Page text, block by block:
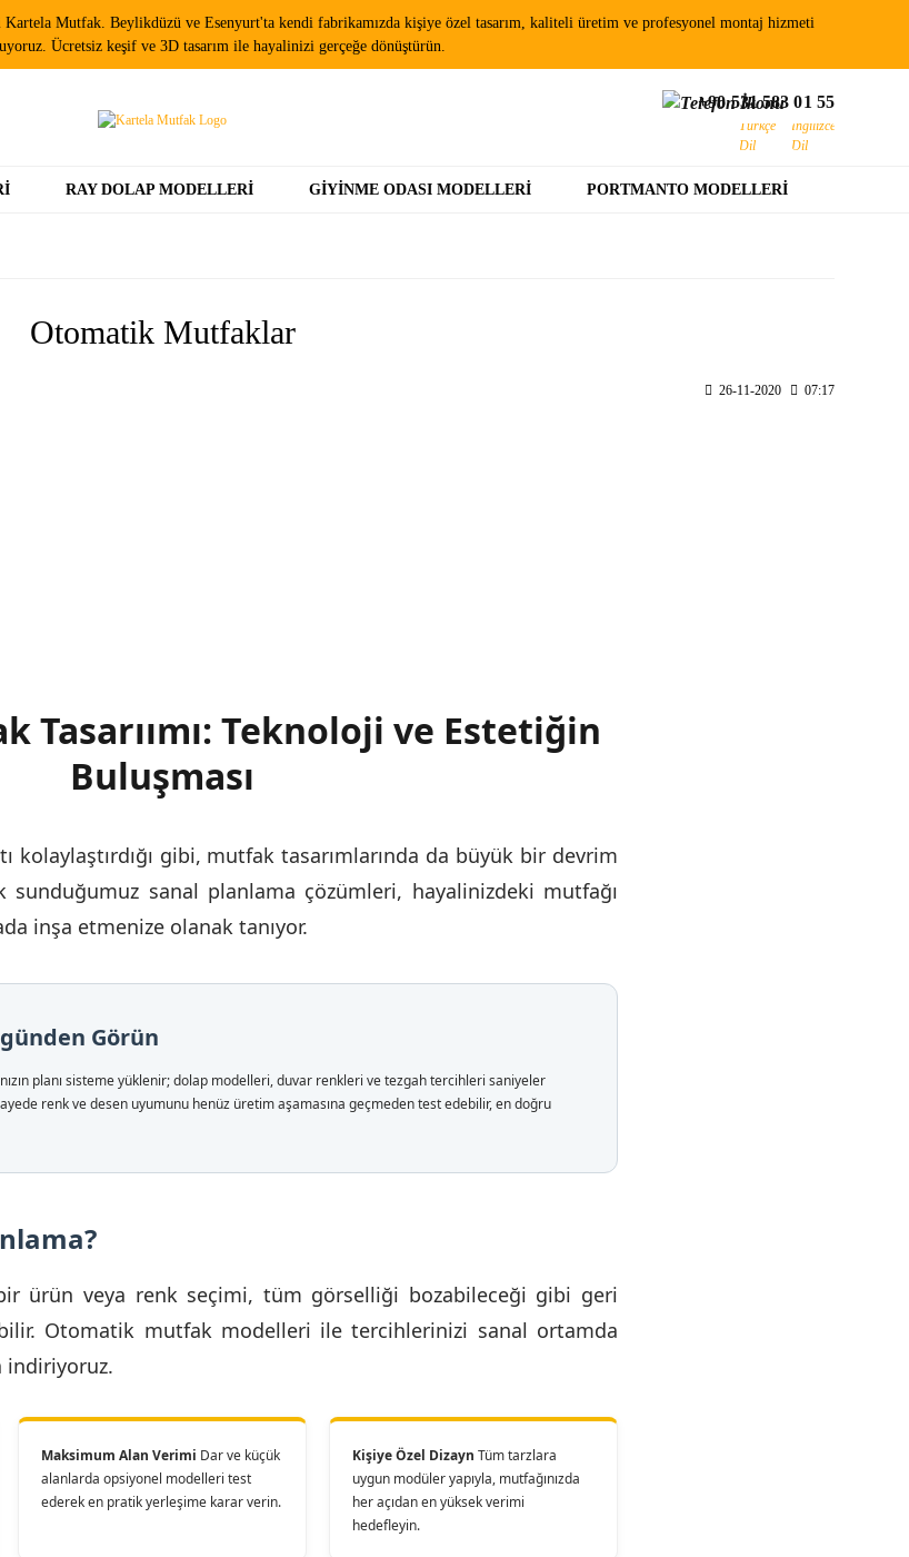
Mutfak. Beylikdüzü ve Esenyurt'ta kendi fabrikamızda kişiye özel tasarım, kaliteli üretim ve profesyonel montaj hizmeti
Ücretsiz keşif ve 3D tasarım ile hayalinizi gerçeğe dönüştürün.
+90 531 583 01 55
RAY DOLAP MODELLERI GIYINME ODASI MODELLERI PORTMANTO MODELLERI
Otomatik Mutfaklar
26-11-2020 07:17
Tasarıımı: Teknoloji ve Estetiğin
Buluşması
kolaylaştırdığı gibi, mutfak tasarımlarında da büyük bir devrim
sanal planlama çözümleri, hayalinizdeki mutfağı
inşa etmenize olanak tanıyor.
Görün
planı sisteme yüklenir; dolap modelleri, duvar renkleri ve tezgah tercihleri saniyeler
renk ve desen uyumunu henüz üretim aşamasına geçmeden test edebilir, en doğru
bir ürün veya renk seçimi, tüm görselliği bozabileceği gibi geri
Otomatik mutfak modelleri ile tercihlerinizi sanal ortamda
indiriyoruz.
Maksimum Alan Verimi Dar ve küçük
alanlarda opsiyonel modelleri test
ederek en pratik yerleşime karar verin.
Kişiye Özel Dizayn Tüm tarzlara
uygun modüler yapıyla, mutfağınızda
her açıdan en yüksek verimi
hedefleyin.